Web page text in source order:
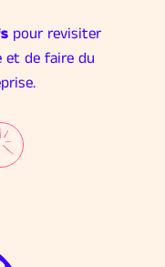
pour revisiter
et de faire du